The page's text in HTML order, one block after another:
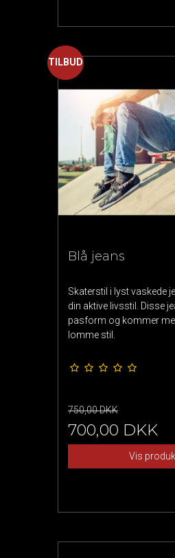
TILBUD
Blå jeans
Skaterstil i lyst vaskede
din aktive livsstil. Disse
pasform og kommer
lomme stil.
750,00 DKK
700,00 DKK
Vis